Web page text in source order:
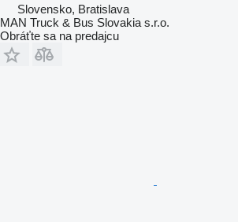
Slovensko, Bratislava
MAN Truck & Bus Slovakia s.r.o.
Obráťte sa na predajcu